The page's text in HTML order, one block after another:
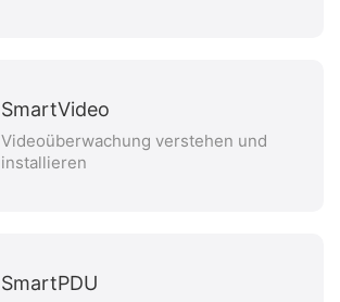
SmartVideo
Videoüberwachung verstehen und
installieren
SmartPDU